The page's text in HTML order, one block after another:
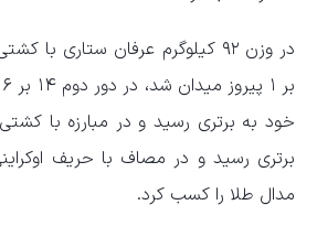
مدال طلا را کسب کرد.